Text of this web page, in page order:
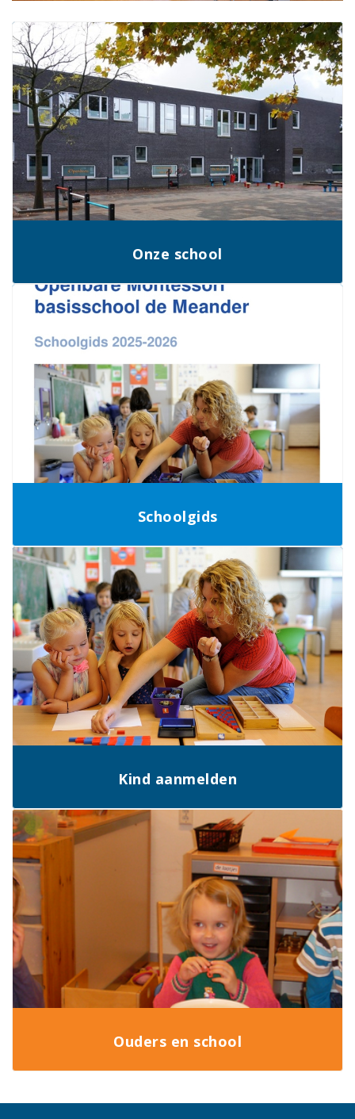
Onze school
Schoolgids
Kind aanmelden
Ouders en school